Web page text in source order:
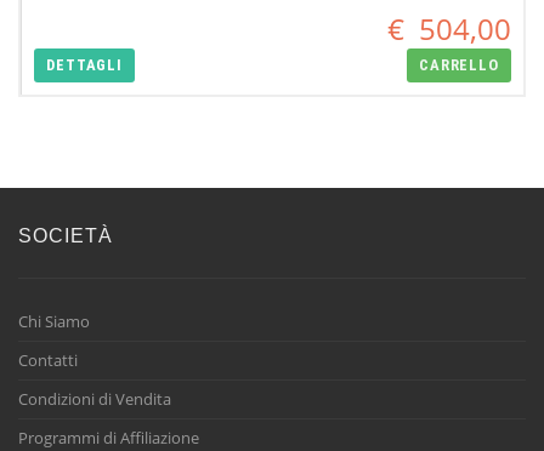
€ 504,00
DETTAGLI CARRELLO
SOCIETÀ
Chi Siamo
Contatti
Condizioni di Vendita
Programmi di Affiliazione